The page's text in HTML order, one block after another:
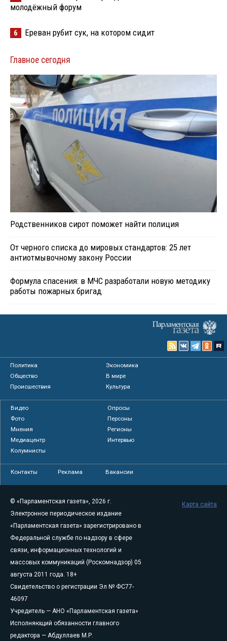
молодёжный форум
6 Ереван рубит сук, на котором сидит
Главное сегодня
Родственников сирот поможет найти полиция
От черного списка до мировых стандартов: 25 лет
антиотмывочному закону России
Формула спасения: в МЧС разработали новую методику
работы пожарных бригад
Политика
Экономика
Общество
В мире
Происшествия
Культура
Видео
Опросы
Фото
Персоны
Мнения
Регионы
Медиацентр
Интервью
Колумнисты
Контакты Реклама Вакансии
© «Парламентская газета», 2026 г.
Электронное периодическое издание
«Парламентская газета» зарегистрировано в
Федеральной службе по надзору в сфере
связи, информационных технологий и
массовых коммуникаций (Роскомнадзор) 05
августа 2011 года. 18+
Свидетельство о регистрации Эл № ФС77-
46097
Учредитель — АНО «Парламентская газета»
Исполняющий обязанности главного
редактора — Абдуллаев М.Р.
Карта сайта